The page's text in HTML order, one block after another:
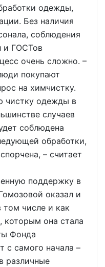
одежды,
Без наличия
соблюдения
и ГОСТов
очень сложно. –
покупают
на химчистку.
чистку одежды в
случаев
соблюдена
обработки,
– считает
поддержку в
оказал и
том числе и как
которым она стала
Фонда
с самого начала –
различные